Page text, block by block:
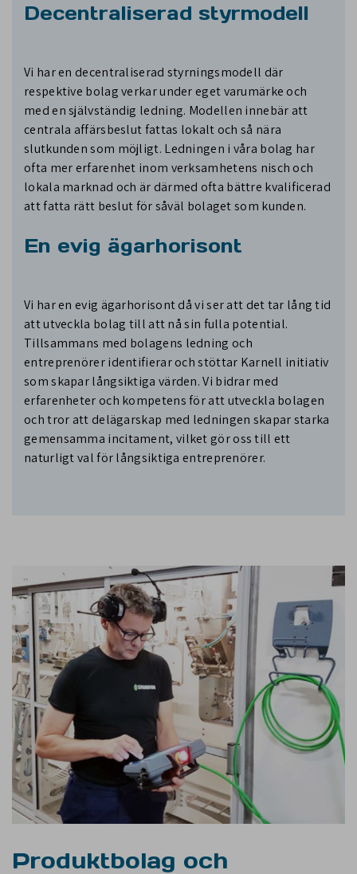
Decentraliserad styrmodell
Vi har en decentraliserad styrningsmodell där
respektive bolag verkar under eget varumärke och
med en självständig ledning. Modellen innebär att
centrala affärsbeslut fattas lokalt och så nära
slutkunden som möjligt. Ledningen i våra bolag har
ofta mer erfarenhet inom verksamhetens nisch och
lokala marknad och är därmed ofta bättre kvalificerad
att fatta rätt beslut för såväl bolaget som kunden.
En evig ägarhorisont
Vi har en evig ägarhorisont då vi ser att det tar lång tid
att utveckla bolag till att nå sin fulla potential.
Tillsammans med bolagens ledning och
entreprenörer identifierar och stöttar Karnell initiativ
som skapar långsiktiga värden. Vi bidrar med
erfarenheter och kompetens för att utveckla bolagen
och tror att delägarskap med ledningen skapar starka
gemensamma incitament, vilket gör oss till ett
naturligt val för långsiktiga entreprenörer.
Produktbolag och